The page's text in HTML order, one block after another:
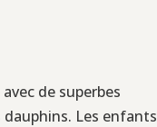
de superbes
dauphins. Les enfants